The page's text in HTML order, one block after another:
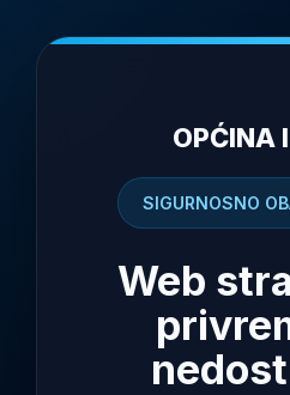
OPĆINA
SIGURNOSNO
Web